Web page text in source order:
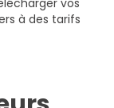
vos
à des tarifs